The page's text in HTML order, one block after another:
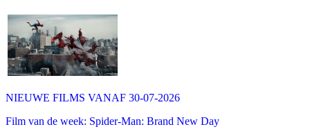
NIEUWE FILMS VANAF 30-07-2026
Film van de week: Spider-Man: Brand New Day